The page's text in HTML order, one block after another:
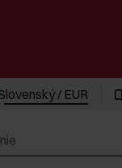
/ EUR